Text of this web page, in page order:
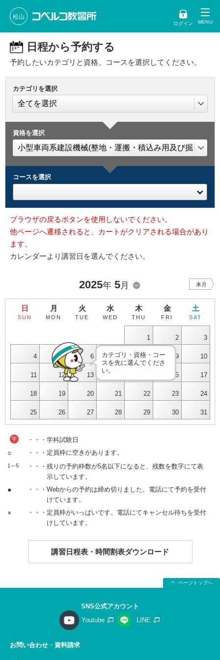
松山
ログイン
日程から予約する
予約したいカテゴリと資格、コースを選択してください。
カテゴリを選択
資格を選択
コースを選択
ブラウザの戻るボタンを使用しないでください。
他ページへ遷移されると、カートがクリアされる場合があり
ます。
カレンダーより講習日を選んでください。
2025年 5月 来月
日
SUN
月
MON
火
TUE
水
WED
木
THU
金
FRI
土
SAT
1 2 3
4 5 6 7 8 9 10
11 12 13 16 17
18 19 20 21 22 23 24
25 26 27 28 29 30 31
カテゴリ・資格・コー
スを先に選んでくださ
い。
学 ・・・学科試験日
○ ・・・定員枠に空きがあります。
1～5
・・・残りの予約枠数が5名以下になると、残数を数字にて表
示しています。
●
・・・Webからの予約は締め切りました。電話にて予約を受付
けています。
×
・・・定員枠がいっぱいです。電話にてキャンセル待ちを受付
けしています。
講習日程表・時間割表ダウンロード
ページトップへ
SNS公式アカウント
Youtube
LINE
お問い合わせ・資料請求